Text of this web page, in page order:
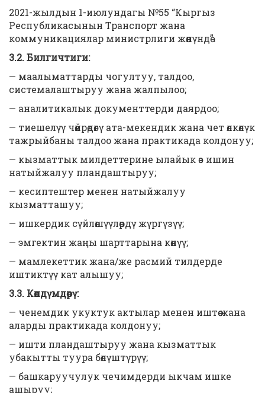
2021-жылдын 1-июлундагы №55 “Кыргыз
Республикасынын Транспорт жана
коммуникациялар министрлиги жөнүндө”.
3.2. Билгичтиги:
— маалыматтарды чогултуу, талдоо,
системалаштыруу жана жалпылоо;
— аналитикалык документтерди даярдоо;
— тиешелүү чөйрөдөгү ата-мекендик жана чет өлкөлүк
тажрыйбаны талдоо жана практикада колдонуу;
— кызматтык милдеттерине ылайык өз ишин
натыйжалуу пландаштыруу;
— кесиптештер менен натыйжалуу
кызматташуу;
— ишкердик сүйлөшүүлөрдү жүргүзүү;
— эмгектин жаңы шарттарына көнүү;
— мамлекеттик жана/же расмий тилдерде
иштиктүү кат алышуу;
3.3. Көндүмдөрү:
— ченемдик укуктук актылар менен иштөө жана
аларды практикада колдонуу;
— ишти пландаштыруу жана кызматтык
убакытты туура бөлүштүрүү;
— башкаруучулук чечимдерди ыкчам ишке
ашыруу;